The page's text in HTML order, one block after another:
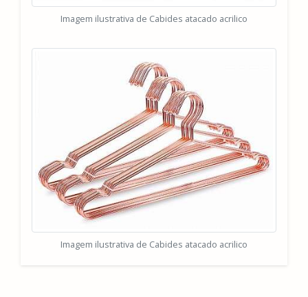
Imagem ilustrativa de Cabides atacado acrilico
Imagem ilustrativa de Cabides atacado acrilico